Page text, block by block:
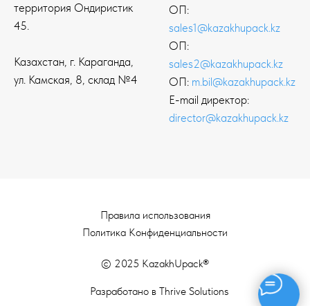
территория Ондиристик
45.
Казахстан, г. Караганда,
ул. Камская, 8, склад №4
ОП:
sales1@kazakhupack.kz
ОП:
sales2@kazakhupack.kz
ОП: m.bil@kazakhupack.kz
E-mail директор:
director@kazakhupack.kz
Правила использования
Политика Конфиденциальности
© 2025 KazakhUpack®
Разработано в Thrive Solutions